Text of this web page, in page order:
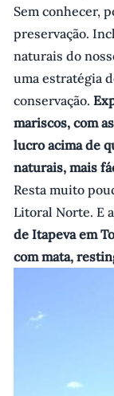
Sem conhecer,
preservação.
naturais do
uma estratégia
conservação.
mariscos, com
lucro acima de
naturais, mais
Resta muito
Litoral Norte. E
de Itapeva em
com mata,